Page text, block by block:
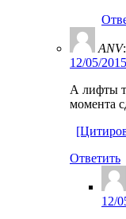
ANV:
12/05/
А лифты
момента
Ответить
12/